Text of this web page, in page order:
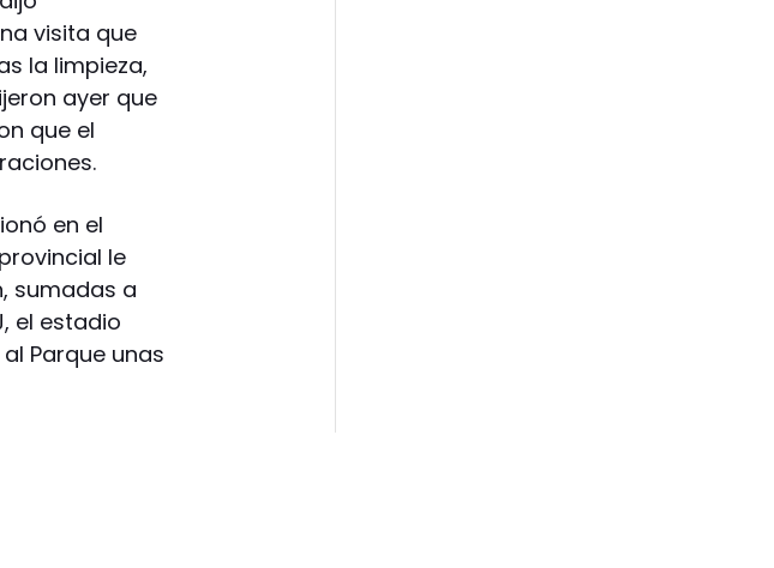
visita que
la limpieza,
ayer que
que el
en el
le
sumadas a
el estadio
Parque unas